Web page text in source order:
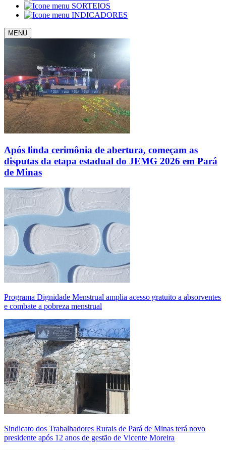
SORTEIOS
INDICADORES
MENU
Após linda cerimônia de abertura, começam as
disputas da etapa estadual do JEMG 2026 em Pará
de Minas
Programa Dignidade Menstrual amplia acesso gratuito a absorventes
e combate a pobreza menstrual
Sindicato dos Trabalhadores Rurais de Pará de Minas terá novo
presidente após 12 anos de gestão de Vicente Moreira